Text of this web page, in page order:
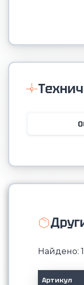
Найдено:
Артикул